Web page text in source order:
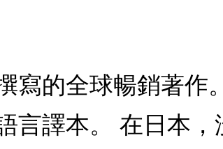
寫的全球暢銷著
譯本。 在日本，